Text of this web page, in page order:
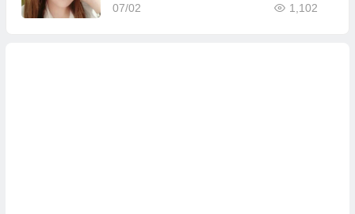
07/02 1,102